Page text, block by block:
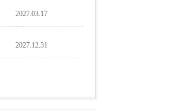
2027.03.17
2027.12.31